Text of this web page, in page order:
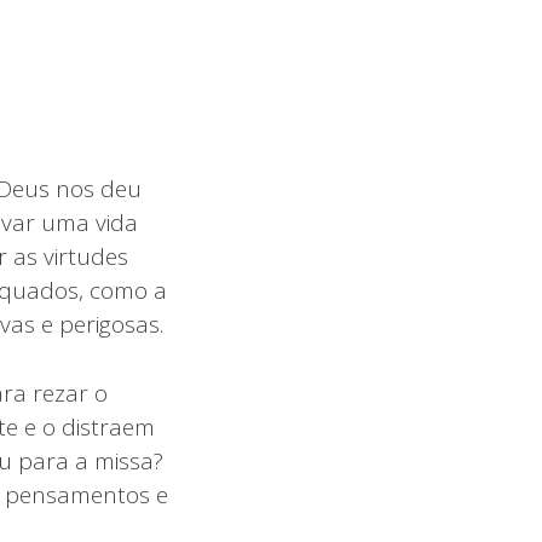
nos deu
uma vida
as virtudes
como a
e perigosas.
rezar o
e o distraem
para a missa?
e